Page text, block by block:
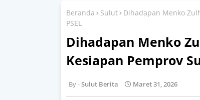
Beranda Sulut
Dihadapan Menko
PSEL
Dihadapan Menko
Kesiapan Pemprov
Sulut Berita Maret 31, 2026